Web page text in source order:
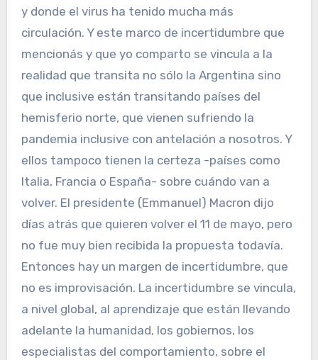
y donde el virus ha tenido mucha más
circulación. Y este marco de incertidumbre que
mencionás y que yo comparto se vincula a la
realidad que transita no sólo la Argentina sino
que inclusive están transitando países del
hemisferio norte, que vienen sufriendo la
pandemia inclusive con antelación a nosotros. Y
ellos tampoco tienen la certeza -países como
Italia, Francia o España- sobre cuándo van a
volver. El presidente (Emmanuel) Macron dijo
días atrás que quieren volver el 11 de mayo, pero
no fue muy bien recibida la propuesta todavía.
Entonces hay un margen de incertidumbre, que
no es improvisación. La incertidumbre se vincula,
a nivel global, al aprendizaje que están llevando
adelante la humanidad, los gobiernos, los
especialistas del comportamiento, sobre el